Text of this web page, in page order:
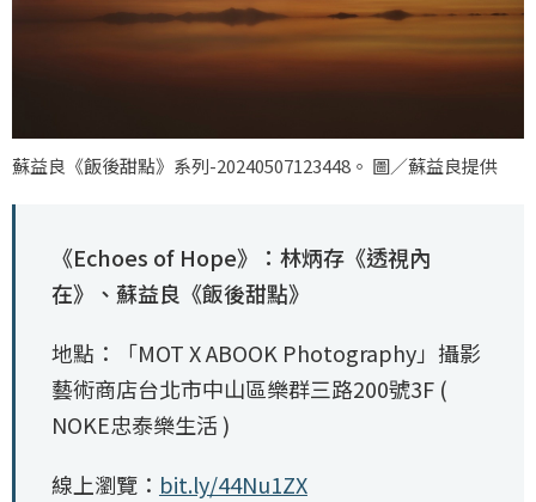
蘇益良《飯後甜點》系列-20240507123448。 圖／蘇益良提供
《Echoes of Hope》：林炳存《透視內
在》、蘇益良《飯後甜點》
地點：「MOT X ABOOK Photography」攝影
藝術商店台北市中山區樂群三路200號3F (
NOKE忠泰樂生活 )
線上瀏覽： bit.ly/44Nu1ZX